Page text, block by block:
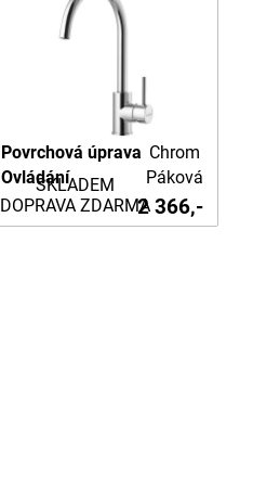
Povrchová úprava Chrom
Ovládání
Páková
2 366,-
SKLADEM
DOPRAVA ZDARMA